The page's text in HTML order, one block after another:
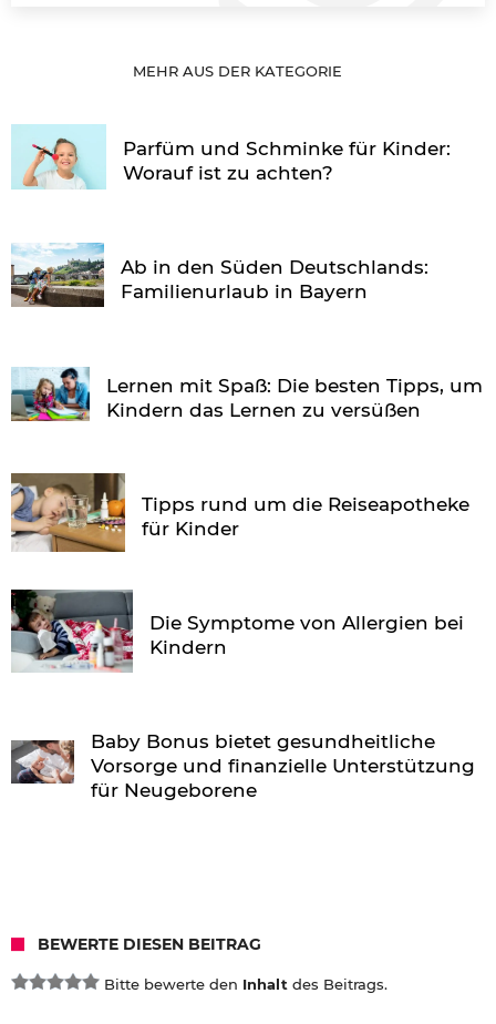
MEHR AUS DER KATEGORIE
Parfüm und Schminke für Kinder:
Worauf ist zu achten?
Ab in den Süden Deutschlands:
Familienurlaub in Bayern
Lernen mit Spaß: Die besten Tipps, um
Kindern das Lernen zu versüßen
Tipps rund um die Reiseapotheke
für Kinder
Die Symptome von Allergien bei
Kindern
Baby Bonus bietet gesundheitliche
Vorsorge und finanzielle Unterstützung
für Neugeborene
BEWERTE DIESEN BEITRAG
Bitte bewerte den Inhalt des Beitrags.